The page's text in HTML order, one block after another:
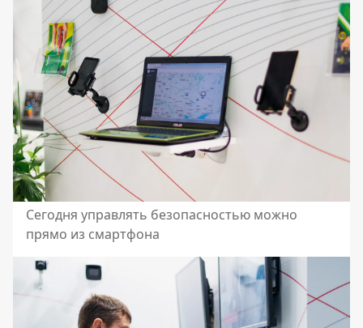
Сегодня управлять безопасностью можно
прямо из смартфона